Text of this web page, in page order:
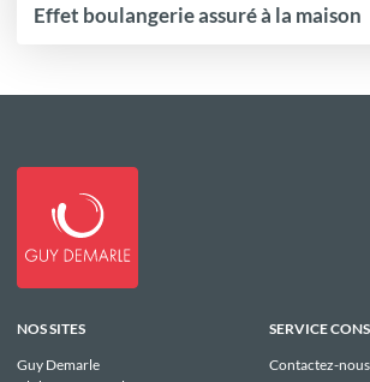
Effet boulangerie assuré à la maison
NOS SITES
Guy Demarle
SERVICE
Contactez-nous